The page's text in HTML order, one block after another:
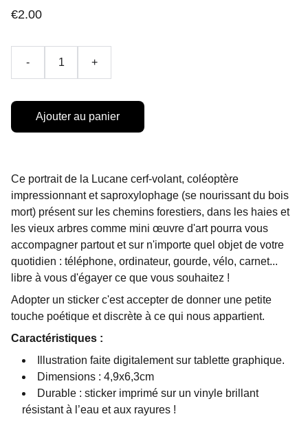
€2.00
- +
Ajouter au panier
Ce portrait de la Lucane cerf-volant, coléoptère
impressionnant et saproxylophage (se nourissant du bois
mort) présent sur les chemins forestiers, dans les haies et
les vieux arbres comme mini œuvre d'art pourra vous
accompagner partout et sur n'importe quel objet de votre
quotidien : téléphone, ordinateur, gourde, vélo, carnet...
libre à vous d'égayer ce que vous souhaitez !
Adopter un sticker c'est accepter de donner une petite
touche poétique et discrète à ce qui nous appartient.
Caractéristiques :
Illustration faite digitalement sur tablette graphique.
Dimensions : 4,9x6,3cm
Durable : sticker imprimé sur un vinyle brillant
résistant à l’eau et aux rayures !